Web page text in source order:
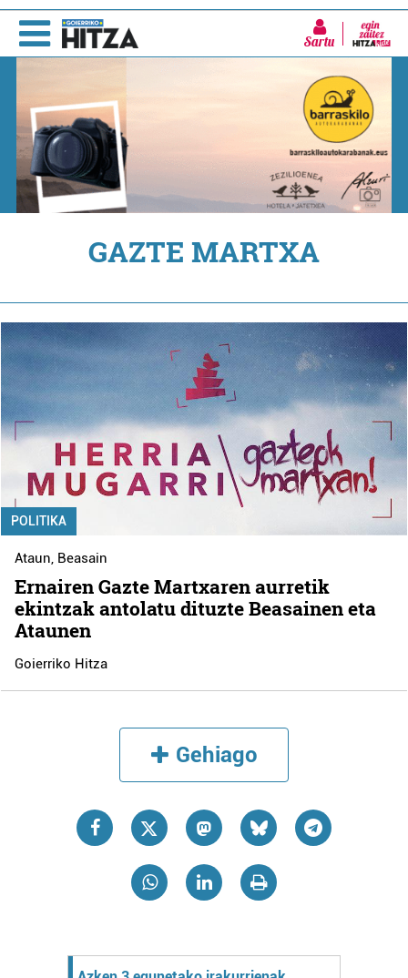
Sartu
GAZTE MARTXA
POLITIKA
Ataun Beasain
Ernairen Gazte Martxaren aurretik
ekintzak antolatu dituzte Beasainen eta
Ataunen
Goierriko Hitza
Gehiago